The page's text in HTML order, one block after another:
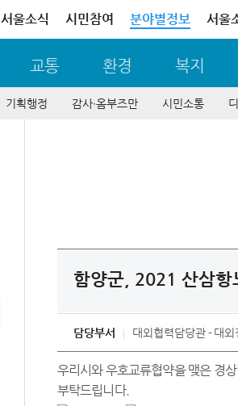
서울소식 시민참여 분야별정보 서울
교통 환경 복지
기획행정 감사∙옴부즈만 시민소통
함양군, 2021 산삼
담당부서 대외협력담당관 대외
우리시와 우호교류협약을 맺은 경
부탁드립니다.